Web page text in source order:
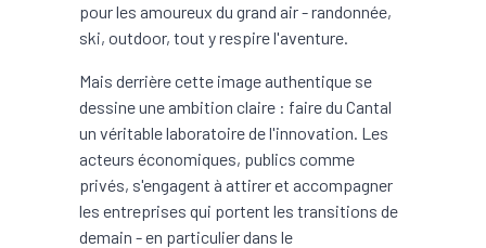
pour les amoureux du grand air - randonnée,
ski, outdoor, tout y respire l'aventure.
Mais derrière cette image authentique se
dessine une ambition claire : faire du Cantal
un véritable laboratoire de l'innovation. Les
acteurs économiques, publics comme
privés, s'engagent à attirer et accompagner
les entreprises qui portent les transitions de
demain - en particulier dans le